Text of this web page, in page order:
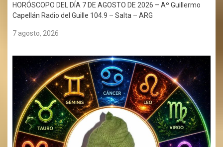
HORÓSCOPO DEL DÍA 7 DE AGOSTO DE 2026 – Aº Guillermo
Capellán Radio del Guille 104.9 – Salta – ARG
7 agosto, 2026